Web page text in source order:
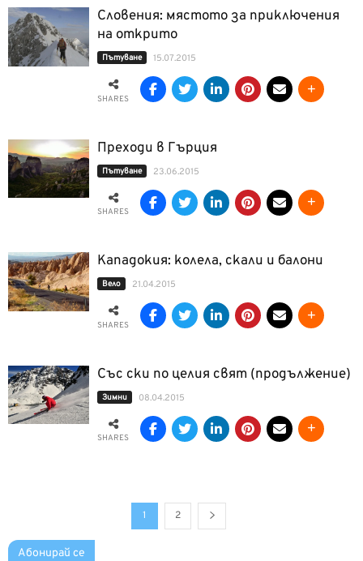
Словения: мястото за приключения
на открито
Пътуване 15.07.2015
SHARES
Преходи в Гърция
Пътуване 23.06.2015
SHARES
Кападокия: колела, скали и балони
Вело 21.04.2015
SHARES
Със ски по целия свят (продължение)
Зимни 08.04.2015
SHARES
1 2
Абонирай се